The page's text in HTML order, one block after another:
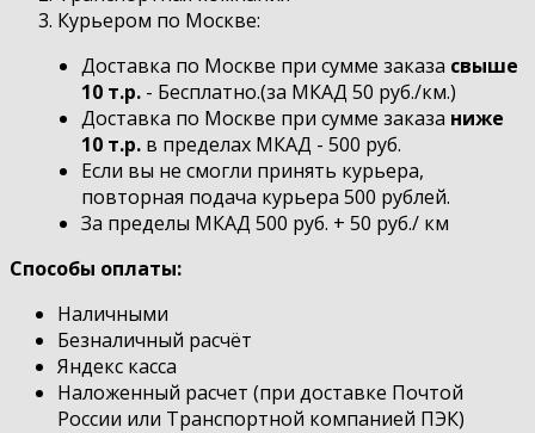
Курьером по Москве:
Доставка по Москве при сумме заказа свыше
10 т.р. - Бесплатно.(за МКАД 50 руб./км.)
Доставка по Москве при сумме заказа ниже
10 т.р. в пределах МКАД - 500 руб.
Если вы не смогли принять курьера,
повторная подача курьера 500 рублей.
За пределы МКАД 500 руб. + 50 руб./ км
Способы оплаты:
Наличными
Безналичный расчёт
Яндекс касса
Наложенный расчет (при доставке Почтой
России или Транспортной компанией ПЭК)